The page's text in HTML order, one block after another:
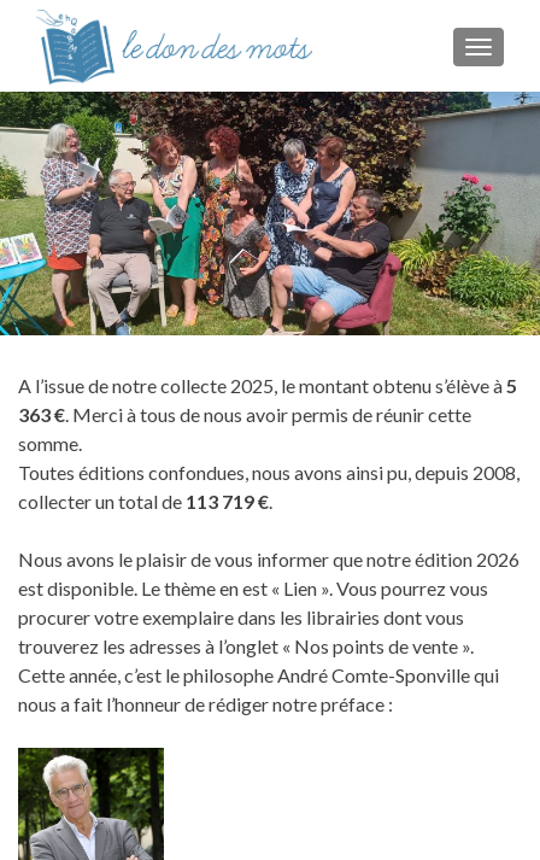
A l’issue de notre collecte 2025, le montant obtenu s’élève à5
363 €. Merci à tous de nous avoir permis de réunir cette
somme.
Toutes éditions confondues, nous avons ainsi pu, depuis 2008,
collecter un total de 113 719 €.
Nous avons le plaisir de vous informer que notre édition 2026
est disponible. Le thème en est « Lien ». Vous pourrez vous
procurer votre exemplaire dans les librairies dont vous
trouverez les adresses à l’onglet « Nos points de vente ».
Cette année, c’est le philosophe André Comte-Sponville qui
nous a fait l’honneur de rédiger notre préface :